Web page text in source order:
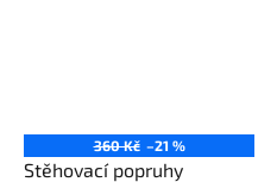
360 Kč –21 %
Stěhovací popruhy